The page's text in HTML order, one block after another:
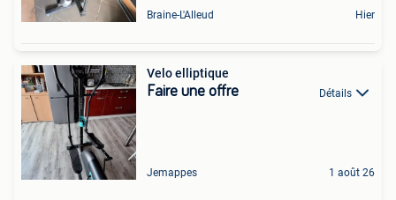
Braine-L'Alleud Hier
Velo elliptique
Faire une offre Détails
Jemappes 1 août 26